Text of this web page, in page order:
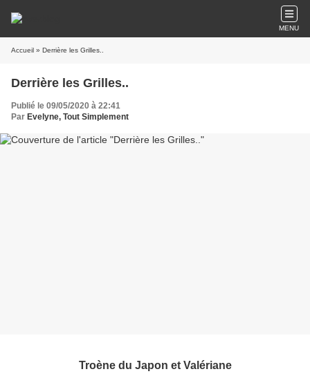
MENU
Accueil » Derrière les Grilles..
Derrière les Grilles..
Publié le 09/05/2020 à 22:41
Par Evelyne, Tout Simplement
Troène du Japon et Valériane